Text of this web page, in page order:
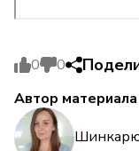
0 0
Автор материала